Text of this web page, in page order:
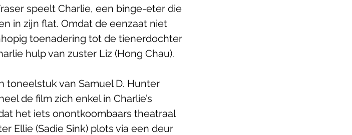
speelt Charlie, een binge-eter die
in zijn flat. Omdat de eenzaat niet
toenadering tot de tienerdochter
hulp van zuster Liz (Hong Chau).
toneelstuk van Samuel D. Hunter
de film zich enkel in Charlie’s
het iets onontkoombaars theatraal
Ellie (Sadie Sink) plots via een deur